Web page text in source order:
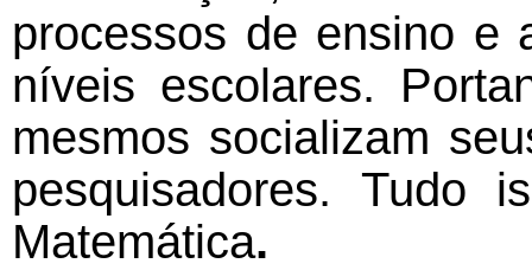
processos de ensino e
níveis escolares.
mesmos socializam
pesquisadores. Tudo
Matemática.